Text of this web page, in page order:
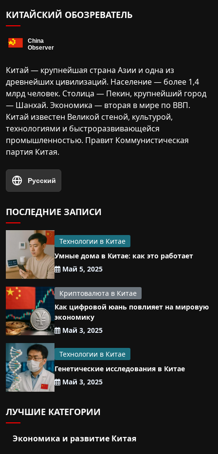
КИТАЙСКИЙ ОБОЗРЕВАТЕЛЬ
Китай — крупнейшая страна Азии и одна из
древнейших цивилизаций. Население — более 1,4
млрд человек. Столица — Пекин, крупнейший город
— Шанхай. Экономика — вторая в мире по ВВП.
Китай известен Великой стеной, культурой,
технологиями и быстроразвивающейся
промышленностью. Правит Коммунистическая
партия Китая.
Русский
ПОСЛЕДНИЕ ЗАПИСИ
Технологии в Китае
Умные дома в Китае: как это работает
Май 5, 2025
Криптовалюта в Китае
Как цифровой юань повлияет на мировую
экономику
Май 3, 2025
Технологии в Китае
Генетические исследования в Китае
Май 3, 2025
ЛУЧШИЕ КАТЕГОРИИ
Экономика и развитие Китая